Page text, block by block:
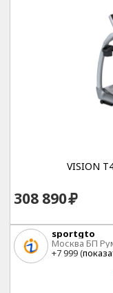
VISION
308 890
sportgto
Москва БП
+7 999 (